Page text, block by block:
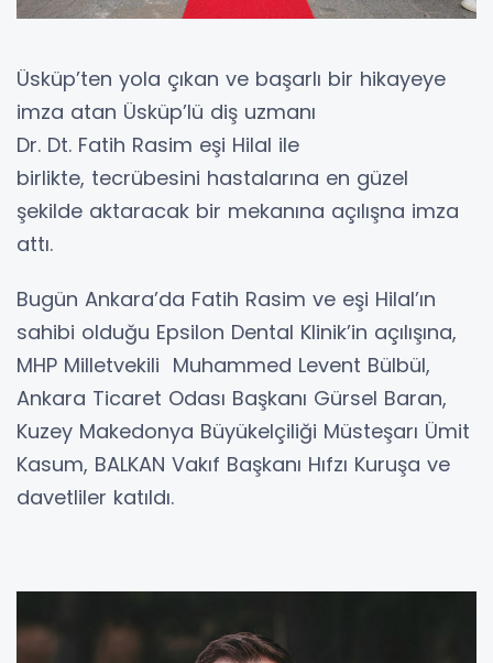
Üsküp’ten yola çıkan ve başarlı bir hikayeye
imza atan Üsküp’lü diş uzmanı
Dr. Dt. Fatih Rasim eşi Hilal ile
birlikte, tecrübesini hastalarına en güzel
şekilde aktaracak bir mekanına açılışna imza
attı.
Bugün Ankara’da Fatih Rasim ve eşi Hilal’ın
sahibi olduğu Epsilon Dental Klinik’in açılışına,
MHP Milletvekili Muhammed Levent Bülbül,
Ankara Ticaret Odası Başkanı Gürsel Baran,
Kuzey Makedonya Büyükelçiliği Müsteşarı Ümit
Kasum, BALKAN Vakıf Başkanı Hıfzı Kuruşa ve
davetliler katıldı.